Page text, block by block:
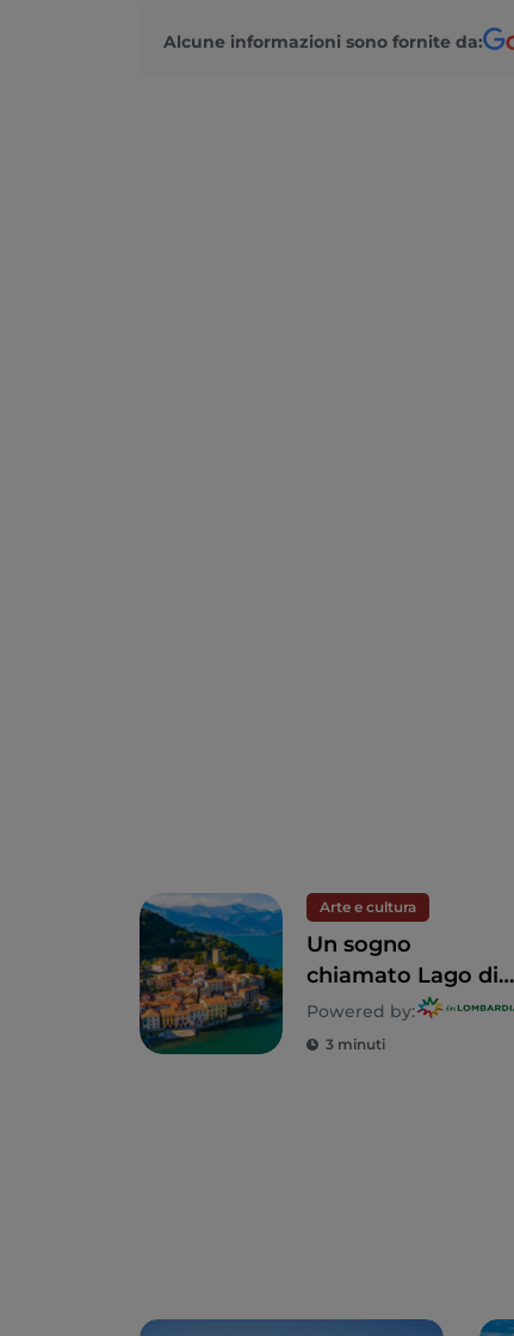
Alcune informazioni sono fornite da:
Arte e cultura
Un sogno
chiamato Lago di
Como: un tour alla
scoperta di 5 ville
Powered by:
3 minuti